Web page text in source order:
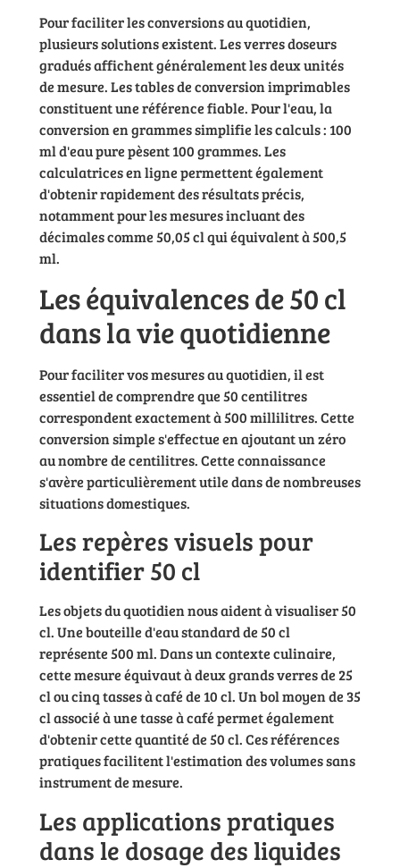
Pour faciliter les conversions au quotidien,
plusieurs solutions existent. Les verres doseurs
gradués affichent généralement les deux unités
de mesure. Les tables de conversion imprimables
constituent une référence fiable. Pour l'eau, la
conversion en grammes simplifie les calculs : 100
ml d'eau pure pèsent 100 grammes. Les
calculatrices en ligne permettent également
d'obtenir rapidement des résultats précis,
notamment pour les mesures incluant des
décimales comme 50,05 cl qui équivalent à 500,5
ml.
Les équivalences de 50 cl
dans la vie quotidienne
Pour faciliter vos mesures au quotidien, il est
essentiel de comprendre que 50 centilitres
correspondent exactement à 500 millilitres. Cette
conversion simple s'effectue en ajoutant un zéro
au nombre de centilitres. Cette connaissance
s'avère particulièrement utile dans de nombreuses
situations domestiques.
Les repères visuels pour
identifier 50 cl
Les objets du quotidien nous aident à visualiser 50
cl. Une bouteille d'eau standard de 50 cl
représente 500 ml. Dans un contexte culinaire,
cette mesure équivaut à deux grands verres de 25
cl ou cinq tasses à café de 10 cl. Un bol moyen de 35
cl associé à une tasse à café permet également
d'obtenir cette quantité de 50 cl. Ces références
pratiques facilitent l'estimation des volumes sans
instrument de mesure.
Les applications pratiques
dans le dosage des liquides